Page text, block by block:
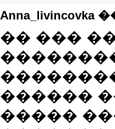
�� ���
������
�����